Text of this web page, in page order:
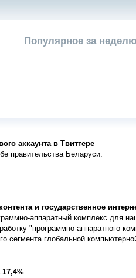
Популярное за
аккаунта в Твиттере
правительства Беларуси.
и государственное
аппаратный комплекс для
"программно-аппаратного
сегмента глобальной